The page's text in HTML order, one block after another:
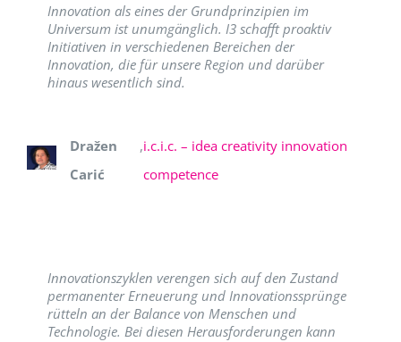
Innovation als eines der Grundprinzipien im
Universum ist unumgänglich. I3 schafft proaktiv
Initiativen in verschiedenen Bereichen der
Innovation, die für unsere Region und darüber
hinaus wesentlich sind.
Dražen
Carić
,i.c.i.c. – idea creativity innovation
competence
Innovationszyklen verengen sich auf den Zustand
permanenter Erneuerung und Innovationssprünge
rütteln an der Balance von Menschen und
Technologie. Bei diesen Herausforderungen kann